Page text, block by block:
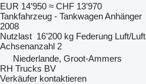
EUR 14’950 ≈ CHF 13’970
Tankfahrzeug - Tankwagen Anhänger
2008
Nutzlast 16’200 kg Federung Luft/Luft
Achsenanzahl 2
Niederlande, Groot-Ammers
RH Trucks BV
Verkäufer kontaktieren